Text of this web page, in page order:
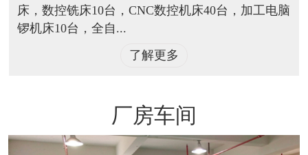
床，数控铣床10台，CNC数控机床40台，加工电脑
锣机床10台，全自...
了解更多
厂房车间